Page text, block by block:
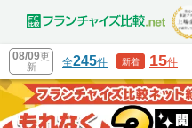
08/09更
新
全245件 新着 15件